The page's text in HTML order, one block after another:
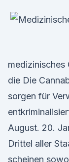
medizinisches
die Die
sorgen für
August. 20.
Drittel aller
scheinen